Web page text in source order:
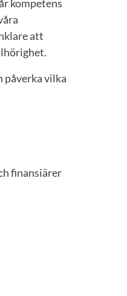
kompetens
att
påverka vilka
finansiärer